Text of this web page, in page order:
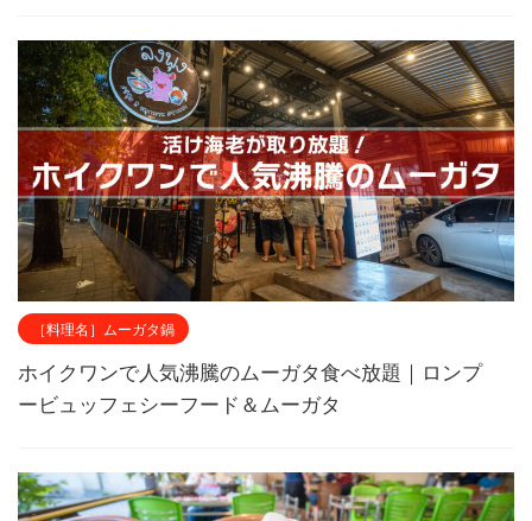
［料理名］ムーガタ鍋
ホイクワンで人気沸騰のムーガタ食べ放題｜ロンプ
ービュッフェシーフード＆ムーガタ